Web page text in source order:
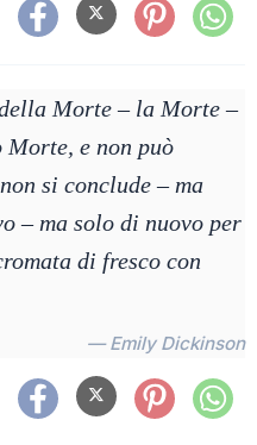
Morte – la Morte –
Morte, e non può
si conclude – ma
– ma solo di nuovo per
di fresco con
— Emily Dickinson